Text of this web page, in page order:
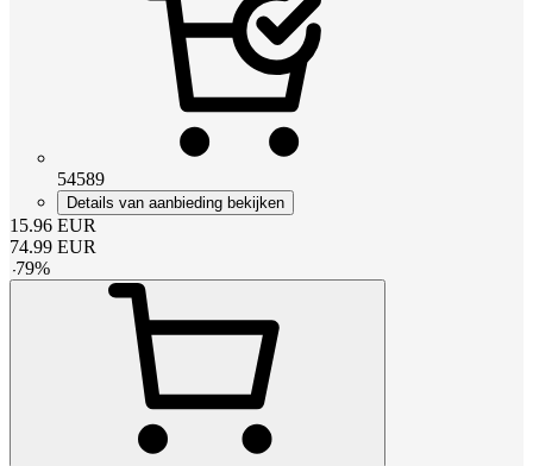
54589
Details van aanbieding bekijken
15.96 EUR
74.99 EUR
-79%